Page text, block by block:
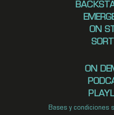
ON
ON
Bases y condiciones